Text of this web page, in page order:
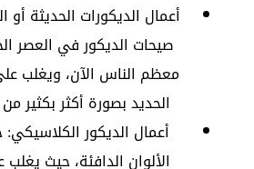
أعمال الديكورات الحديثة
صيحات الديكور في العصر
معظم الناس الآن، ويغلب
الحديد بصورة أكثر بكثير
أعمال الديكور
الألوان الدافئة، حيث